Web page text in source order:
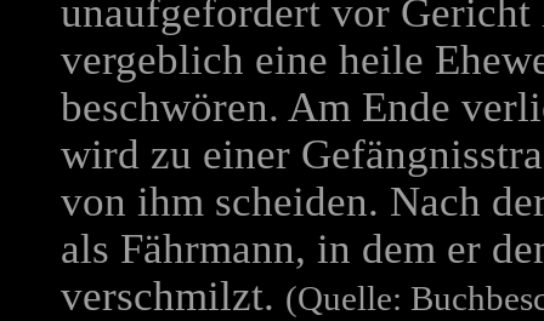
unaufgefordert vor
vergeblich eine heile
beschwören. Am Ende
wird zu einer
von ihm scheiden. Nach
als Fährmann, in dem er
verschmilzt. (Quelle: